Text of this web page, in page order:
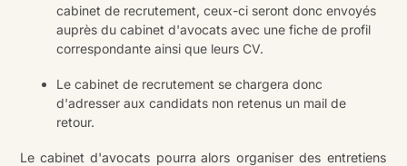
cabinet de recrutement, ceux-ci seront donc envoyés
auprès du cabinet d'avocats avec une fiche de profil
correspondante ainsi que leurs CV.
Le cabinet de recrutement se chargera donc
d'adresser aux candidats non retenus un mail de
retour.
Le cabinet d'avocats pourra alors organiser des entretiens